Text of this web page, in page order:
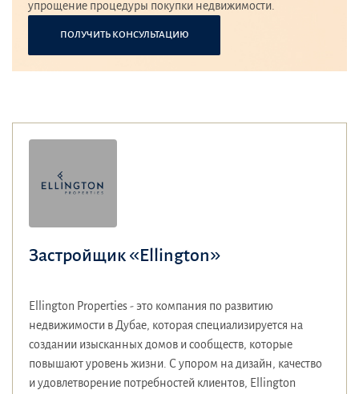
упрощение процедуры покупки недвижимости.
ПОЛУЧИТЬ КОНСУЛЬТАЦИЮ
Застройщик «Ellington»
Ellington Properties - это компания по развитию
недвижимости в Дубае, которая специализируется на
создании изысканных домов и сообществ, которые
повышают уровень жизни. С упором на дизайн, качество
и удовлетворение потребностей клиентов, Ellington